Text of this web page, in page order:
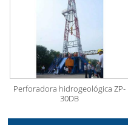
Perforadora hidrogeológica ZP-
30DB